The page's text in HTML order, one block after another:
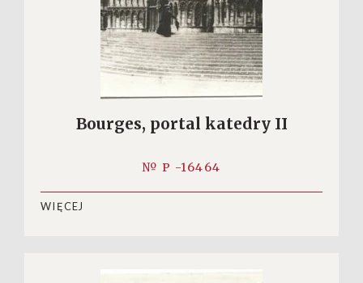
Bourges, portal katedry II
№ P -16464
WIĘCEJ